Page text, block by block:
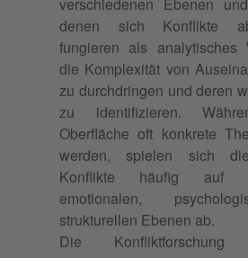
verschiedenen Ebenen
denen sich Konflikte
fungieren als analytisches
die Komplexität von
zu durchdringen und deren
zu identifizieren.
Oberfläche oft konkrete
werden, spielen sich
Konflikte häufig auf
emotionalen,
strukturellen Ebenen ab.
Die Konfliktforschung